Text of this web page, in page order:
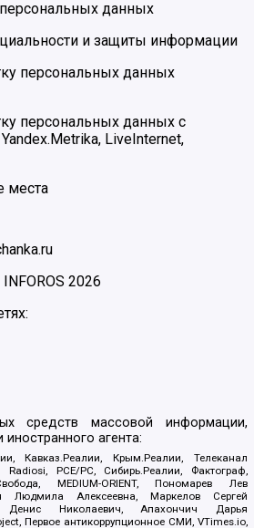
данных
и защиты информации
персональных данных
персональных данных с
LiveInternet,
места
INFOROS 2026
средств массовой информации,
агента:
Кавказ.Реалии, Крым.Реалии, Телеканал
PCE/PC, Сибирь.Реалии, Фактограф,
MEDIUM-ORIENT, Пономарев Лев
Людмила Алексеевна, Маркелов Сергей
Денис Николаевич, Апахончич Дарья
Первое антикоррупционное СМИ, VTimes.io,